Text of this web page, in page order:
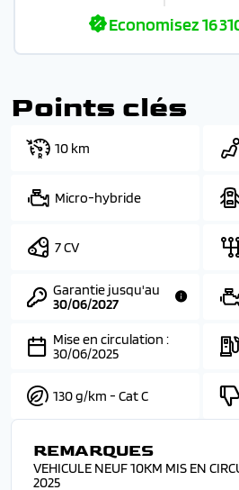
Economisez16
Points clés
10 km
Micro-hybride
7 CV
Garantie jusqu'au
30/06/2027
Mise en circulation :
30/06/2025
130 g/km - Cat C
REMARQUES
VEHICULE NEUF 10KM MIS EN
2025